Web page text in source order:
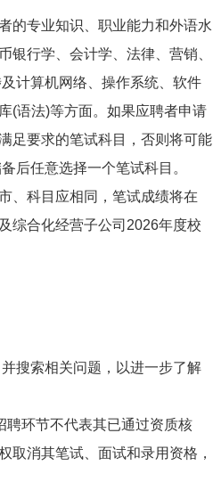
专业知识、职业能力和外语水
银行学、会计学、法律、营销、
计算机网络、操作系统、软件
(语法)等方面。如果应聘者申请
足要求的笔试科目，否则将可能
后任意选择一个笔试科目。
科目应相同，笔试成绩将在
综合化经营子公司2026年度校
搜索相关问题，以进一步了解
环节不代表其已通过资质核
取消其笔试、面试和录用资格，